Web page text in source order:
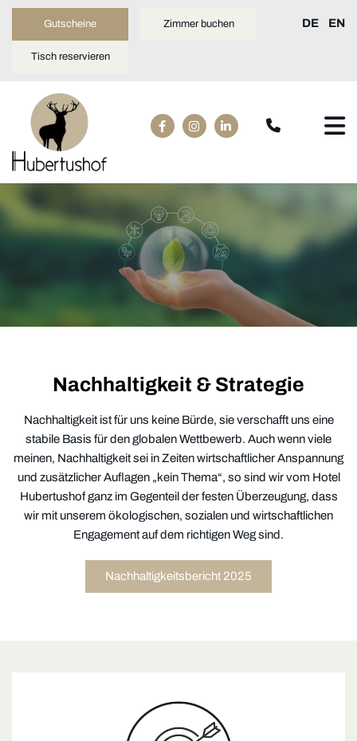
Gutscheine Zimmer buchen
Tisch reservieren
DE EN
Nachhaltigkeit & Strategie
Nachhaltigkeit ist für uns keine Bürde, sie verschafft uns eine
stabile Basis für den globalen Wettbewerb. Auch wenn viele
meinen, Nachhaltigkeit sei in Zeiten wirtschaftlicher Anspannung
und zusätzlicher Auflagen „kein Thema“, so sind wir vom Hotel
Hubertushof ganz im Gegenteil der festen Überzeugung, dass
wir mit unserem ökologischen, sozialen und wirtschaftlichen
Engagement auf dem richtigen Weg sind.
Nachhaltigkeitsbericht 2025